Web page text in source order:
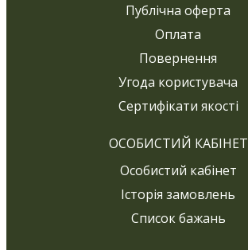
Публічна оферта
Оплата
Повернення
Угода користувача
Сертифікати якості
ОСОБИСТИЙ КАБІНЕТ
Особистий кабінет
Історія замовлень
Список бажань